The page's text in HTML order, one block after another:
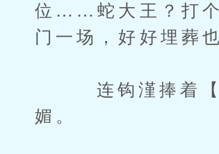
位……蛇大王？打个
门一场，好好埋葬
连钩漌捧着【鱼
媚。